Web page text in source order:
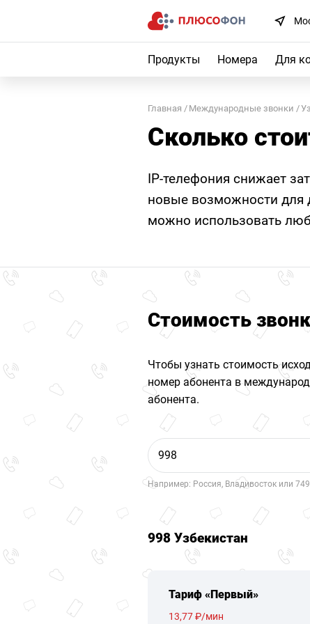
Продукты Номера Для
Главная Международные звонки
Сколько
IP-телефония снижает
новые возможности для
можно использовать
Стоимость
Чтобы узнать стоимость
номер абонента в
абонента.
Например: Россия, Владивосток или
998 Узбекистан
Тариф «Первый»
13,77 ₽/мин